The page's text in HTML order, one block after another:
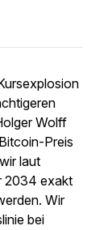
Wolff
Preis
laut
2034 exakt
Wir
bei